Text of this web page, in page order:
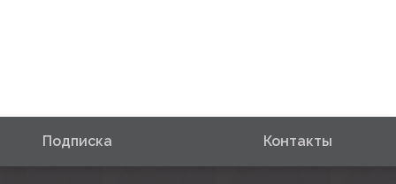
Подписка Контакты